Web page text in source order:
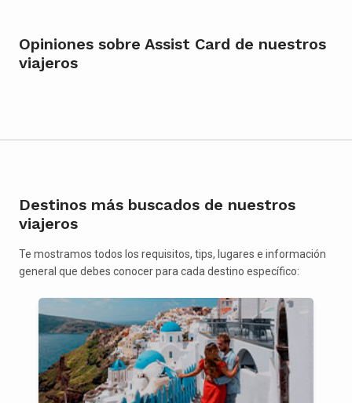
Opiniones sobre Assist Card de nuestros
viajeros
Destinos más buscados de nuestros
viajeros
Te mostramos todos los requisitos, tips, lugares e información
general que debes conocer para cada destino específico: